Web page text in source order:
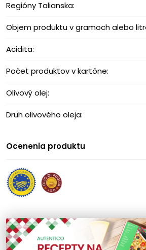
Regióny Talianska:
Objem produktu v gramoch alebo
Acidita:
Počet produktov v kartóne:
Olivový olej:
Druh olivového oleja:
Ocenenia produktu